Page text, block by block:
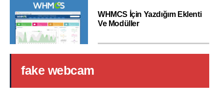
WHMCS İçin Yazdığım Eklenti
Ve Modüller
fake webcam